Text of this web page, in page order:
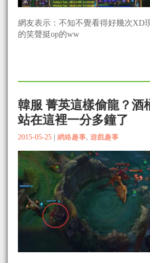
網友表示：不知不覺看得好幾次XD
的笑聲挺op的ww
韓服 菁英這樣偷龍？酒
站在這裡一分多鐘了
2015-05-25 | 網絡趣事 遊戲趣事